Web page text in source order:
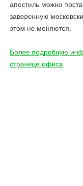
апостиль можно
заверенную
этом не меняются.
Более подробную
странице офиса